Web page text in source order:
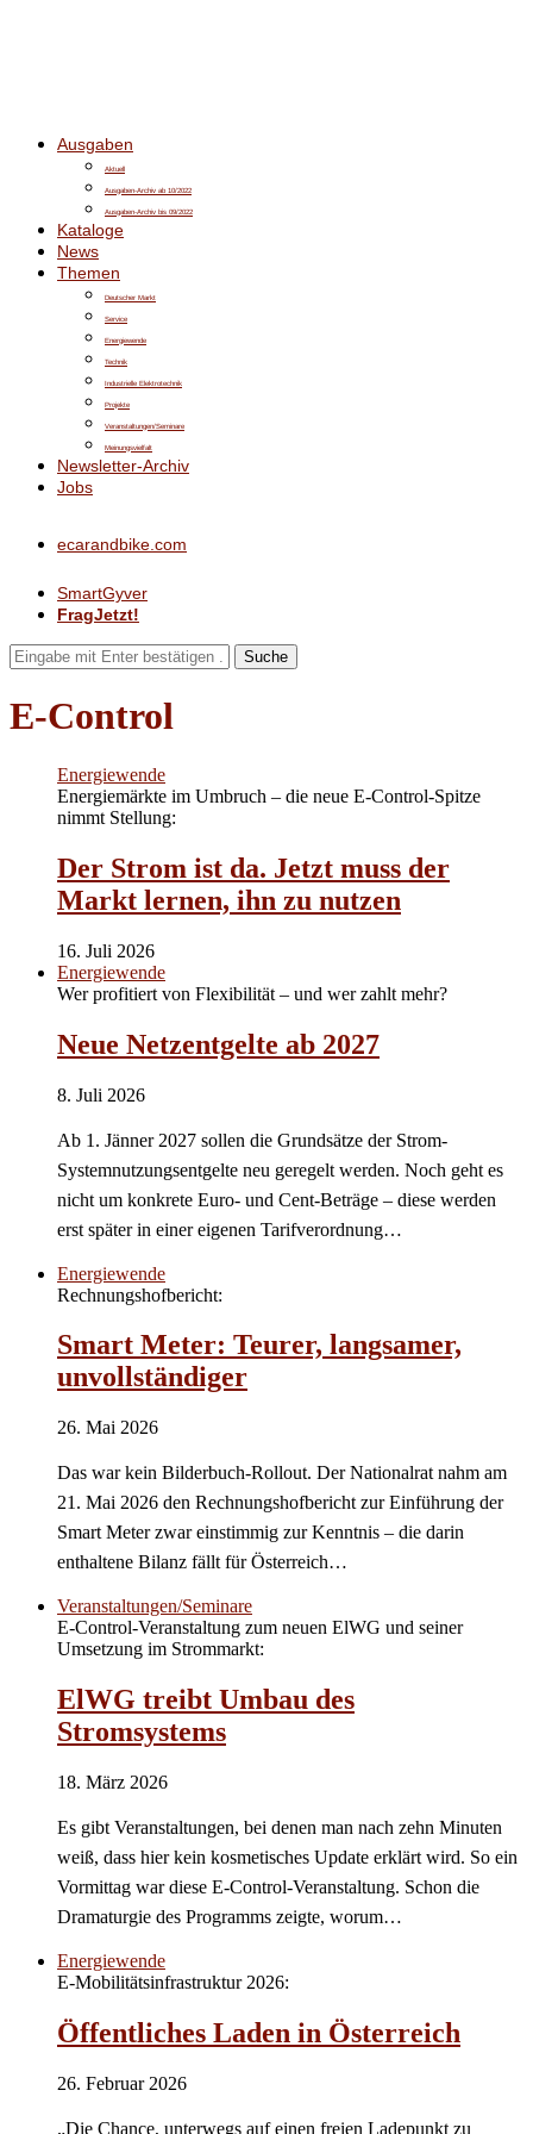
Ausgaben
Aktuell
Ausgaben-Archiv ab 10/2022
Ausgaben-Archiv bis 09/2022
Kataloge
News
Themen
Deutscher Markt
Service
Energiewende
Technik
Industrielle Elektrotechnik
Projekte
Veranstaltungen/Seminare
Meinungsvielfalt
Newsletter-Archiv
Jobs
ecarandbike.com
SmartGyver
FragJetzt!
Suche
E-Control
Energiewende
Energiemärkte im Umbruch – die neue E-Control-Spitze
nimmt Stellung:
Der Strom ist da. Jetzt muss der
Markt lernen, ihn zu nutzen
16. Juli 2026
Energiewende
Wer profitiert von Flexibilität – und wer zahlt mehr?
Neue Netzentgelte ab 2027
8. Juli 2026
Ab 1. Jänner 2027 sollen die Grundsätze der Strom-
Systemnutzungsentgelte neu geregelt werden. Noch geht es
nicht um konkrete Euro- und Cent-Beträge – diese werden
erst später in einer eigenen Tarifverordnung…
Energiewende
Rechnungshofbericht:
Smart Meter: Teurer, langsamer,
unvollständiger
26. Mai 2026
Das war kein Bilderbuch-Rollout. Der Nationalrat nahm am
21. Mai 2026 den Rechnungshofbericht zur Einführung der
Smart Meter zwar einstimmig zur Kenntnis – die darin
enthaltene Bilanz fällt für Österreich…
Veranstaltungen/Seminare
E-Control-Veranstaltung zum neuen ElWG und seiner
Umsetzung im Strommarkt:
ElWG treibt Umbau des
Stromsystems
18. März 2026
Es gibt Veranstaltungen, bei denen man nach zehn Minuten
weiß, dass hier kein kosmetisches Update erklärt wird. So ein
Vormittag war diese E-Control-Veranstaltung. Schon die
Dramaturgie des Programms zeigte, worum…
Energiewende
E-Mobilitätsinfrastruktur 2026:
Öffentliches Laden in Österreich
26. Februar 2026
„Die Chance, unterwegs auf einen freien Ladepunkt zu